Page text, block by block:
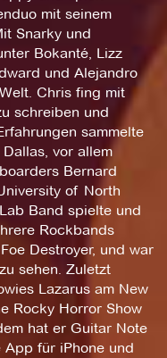
mit seinem
Snarky und
Bokanté, Lizz
und Alejandro
Chris fing mit
schreiben und
sammelte
vor allem
Bernard
of North
Band spielte und
Rockbands
Destroyer, und war
sehen. Zuletzt
Lazarus am New
Rocky Horror Show
hat er Guitar Note
für iPhone und